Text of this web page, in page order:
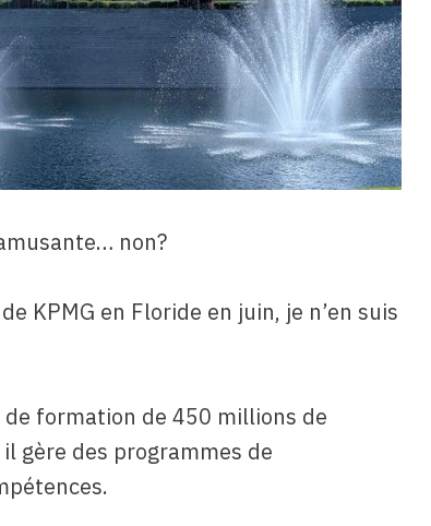
non?
KPMG en Floride en juin, je n’en suis
formation de 450 millions de
gère des programmes de